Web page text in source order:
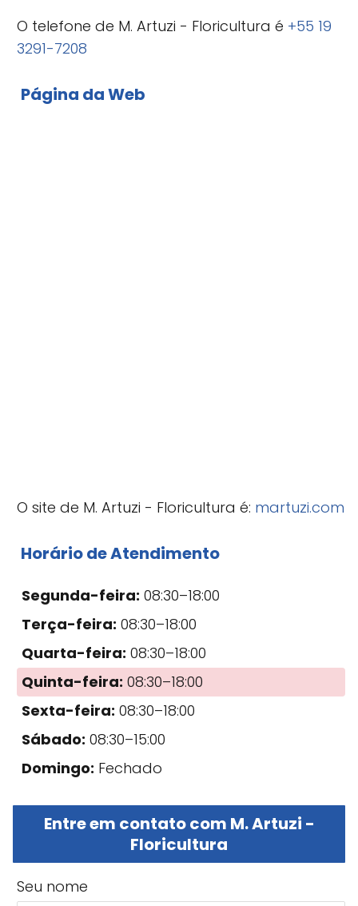
O telefone de M. Artuzi - Floricultura é +55 19
3291-7208
Página da Web
O site de M. Artuzi - Floricultura é: martuzi.com
Horário de Atendimento
Segunda-feira: 08:30–18:00
Terça-feira: 08:30–18:00
Quarta-feira: 08:30–18:00
Quinta-feira: 08:30–18:00
Sexta-feira: 08:30–18:00
Sábado: 08:30–15:00
Domingo: Fechado
Entre em contato com M. Artuzi -
Floricultura
Seu nome